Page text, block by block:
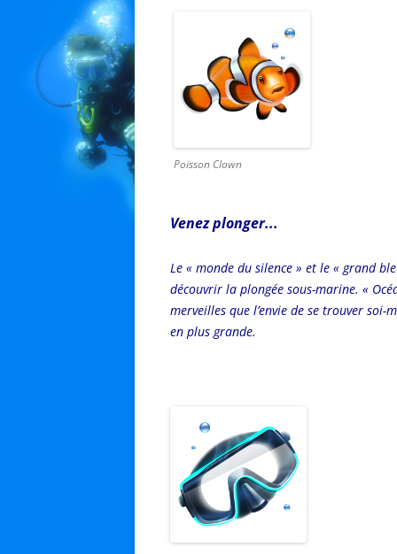
Poisson Clown
Venez plonger...
Le « monde du silence » et le « grand
découvrir la plongée sous-marine. «
merveilles que l’envie de se trouver
en plus grande.